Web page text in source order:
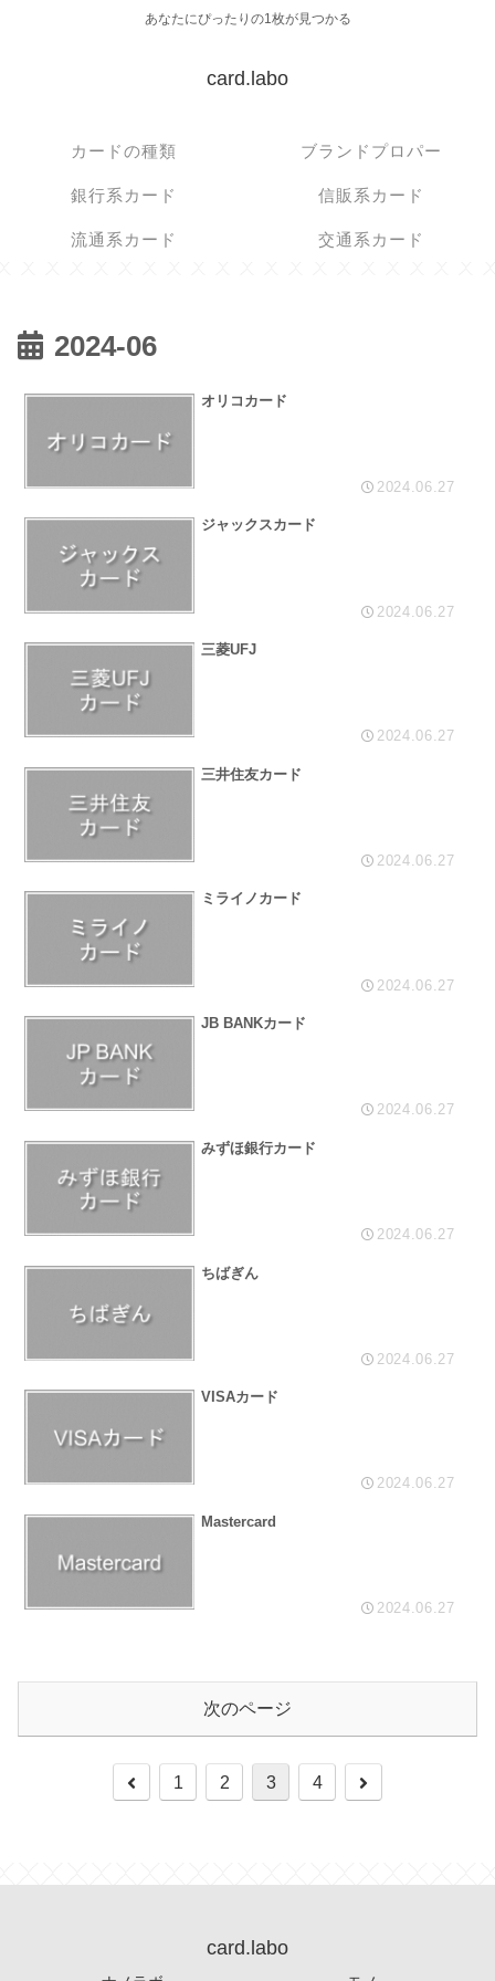
あなたにぴったりの1枚が見つかる
card.labo
カードの種類 ブランドプロパー
銀行系カード 信販系カード
流通系カード 交通系カード
2024-06
オリコカード
2024.06.27
ジャックスカード
2024.06.27
三菱UFJ
2024.06.27
三井住友カード
2024.06.27
ミライノカード
2024.06.27
JB BANKカード
2024.06.27
みずほ銀行カード
2024.06.27
ちばぎん
2024.06.27
VISAカード
2024.06.27
Mastercard
2024.06.27
次のページ
前
1 2 3 4
次
card.labo